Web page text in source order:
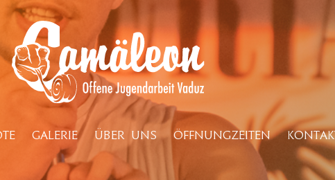
GALERIE ÜBER UNS ÖFFNUNGZEITEN